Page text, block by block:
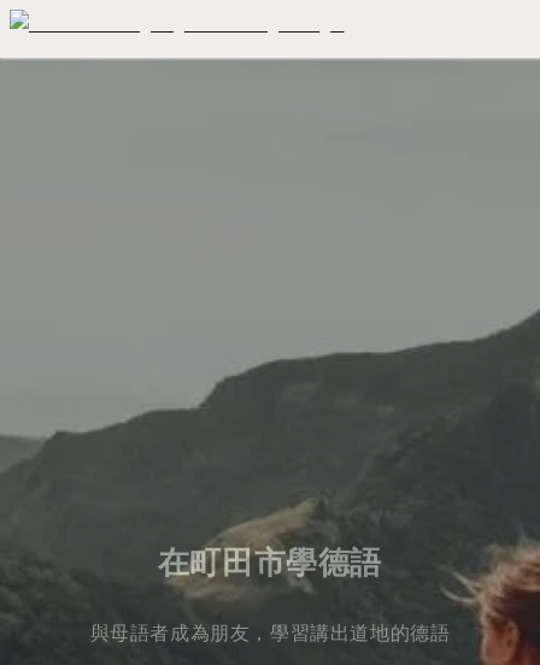
在町田市學德語
與母語者成為朋友，學習講出道地的德語